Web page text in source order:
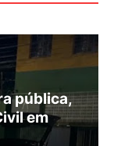
pública,
em